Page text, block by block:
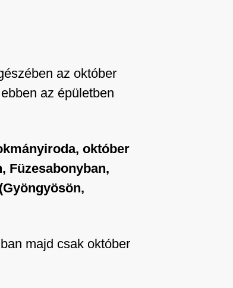
az október
az épületben
október
Füzesabonyban,
majd csak október